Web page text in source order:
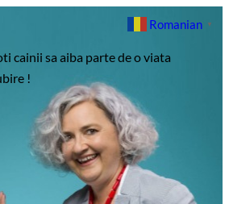
cainii sa aiba parte de o viata
!
Romanian ▼